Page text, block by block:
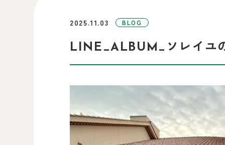
2025.11.03 BLOG
LINE_ALBUM_ソレイユ